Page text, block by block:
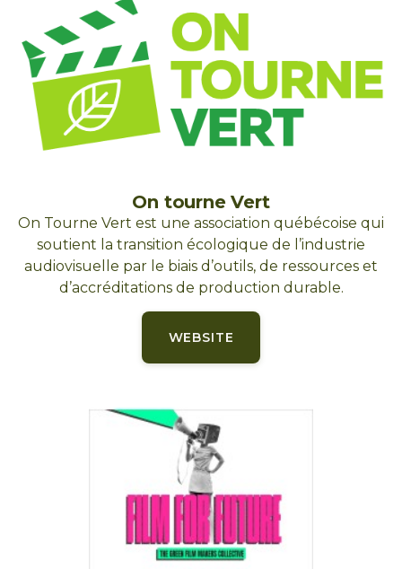
On tourne Vert
On Tourne Vert est une association québécoise qui
soutient la transition écologique de l’industrie
audiovisuelle par le biais d’outils, de ressources et
d’accréditations de production durable.
WEBSITE